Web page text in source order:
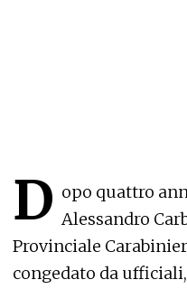
D opo quattro
Alessandro
Provinciale
congedato da